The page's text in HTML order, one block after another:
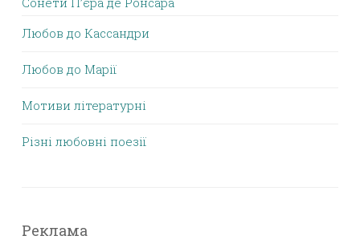
Любов до Кассандри
Любов до Марії
Мотиви літературні
Різні любовні поезії
Реклама